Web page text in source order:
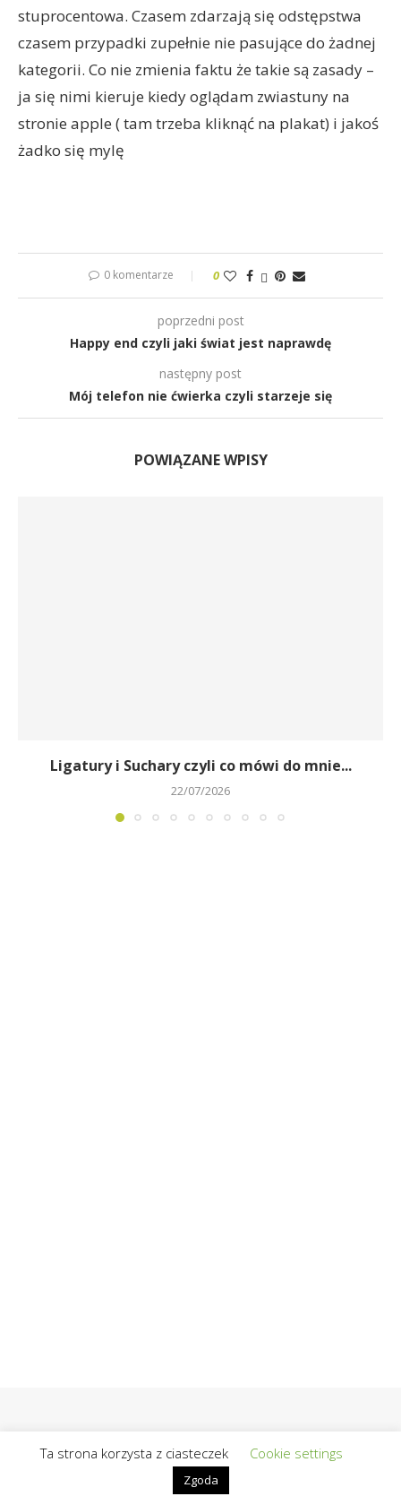
stuprocentowa. Czasem zdarzają się odstępstwa
czasem przypadki zupełnie nie pasujące do żadnej
kategorii. Co nie zmienia faktu że takie są zasady –
ja się nimi kieruje kiedy oglądam zwiastuny na
stronie apple ( tam trzeba kliknąć na plakat) i jakoś
żadko się mylę
0 komentarze 0
poprzedni post
Happy end czyli jaki świat jest naprawdę
następny post
Mój telefon nie ćwierka czyli starzeje się
POWIĄZANE WPISY
Ligatury i Suchary czyli co mówi do mnie...
22/07/2026
@2019 - Wszelkie prawa zastrzeżone | Realizacja / Hosting:
Ta strona korzysta z ciasteczek Cookie settings
Zgoda